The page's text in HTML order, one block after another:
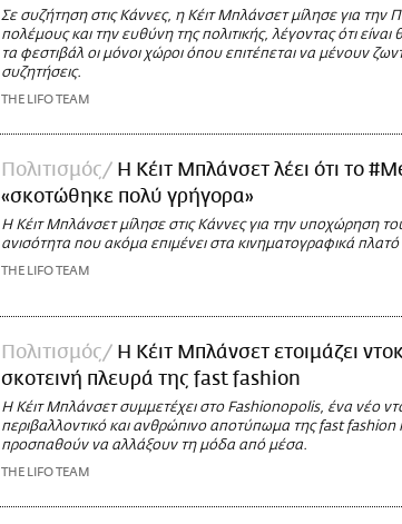
Σε συζήτηση στις Κάννες, η Κέιτ Μπλάνσετ μίλησε για την
πολέμους και την ευθύνη της πολιτικής, λέγοντας ότι είναι
τα φεστιβάλ οι μόνοι χώροι όπου επιτέπεται να μένουν
συζητήσεις.
THE LIFO TEAM
Πολιτισμός
Η Κέιτ Μπλάνσετ λέει ότι το
«σκοτώθηκε πολύ γρήγορα»
Η Κέιτ Μπλάνσετ μίλησε στις Κάννες για την υποχώρηση
ανισότητα που ακόμα επιμένει στα κινηματογραφικά πλατό
THE LIFO TEAM
Πολιτισμός
Η Κέιτ Μπλάνσετ ετοιμάζει
σκοτεινή πλευρά της fast fashion
Η Κέιτ Μπλάνσετ συμμετέχει στο Fashionopolis, ένα νέο
περιβαλλοντικό και ανθρώπινο αποτύπωμα της fast fashion
προσπαθούν να αλλάξουν τη μόδα από μέσα.
THE LIFO TEAM